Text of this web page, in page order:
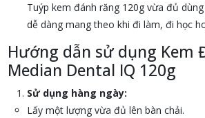
Tuýp kem đánh răng 120g vừa đủ
dễ dàng mang theo khi đi làm, đi học
Hướng dẫn sử dụng Kem
Median Dental IQ 120g
Sử dụng hàng ngày:
Lấy một lượng vừa đủ lên bàn chải.